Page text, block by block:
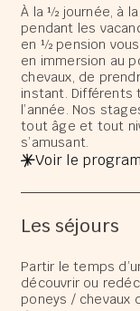
À la ½ journée, à
pendant les
en ½ pension
en immersion au
chevaux, de
instant. Différents
l’année. Nos
tout âge et tout
s’amusant.
Voir le
Les séjours
Partir le temps
découvrir ou
poneys / chevaux